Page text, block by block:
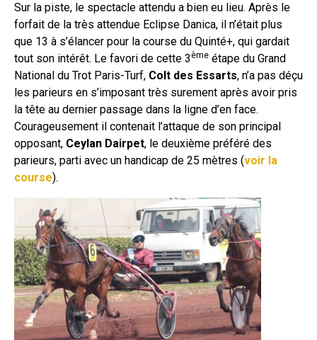
Sur la piste, le spectacle attendu a bien eu lieu. Après le
forfait de la très attendue Eclipse Danica, il n’était plus
que 13 à s’élancer pour la course du Quinté+, qui gardait
tout son intérêt. Le favori de cette 3ème étape du Grand
National du Trot Paris-Turf, Colt des Essarts, n’a pas déçu
les parieurs en s’imposant très surement après avoir pris
la tête au dernier passage dans la ligne d’en face.
Courageusement il contenait l’attaque de son principal
opposant, Ceylan Dairpet, le deuxième préféré des
parieurs, parti avec un handicap de 25 mètres (voir la
course).